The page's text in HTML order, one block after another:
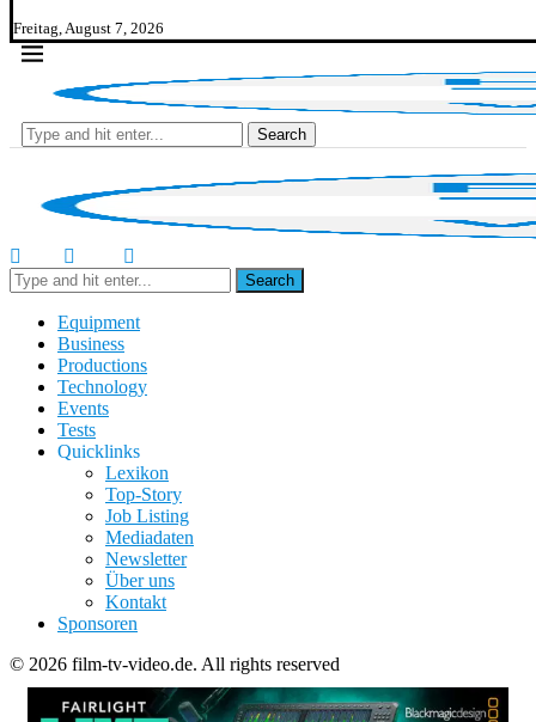
Freitag, August 7, 2026
Search
Search
Equipment
Business
Productions
Technology
Events
Tests
Quicklinks
Lexikon
Top-Story
Job Listing
Mediadaten
Newsletter
Über uns
Kontakt
Sponsoren
© 2026 film-tv-video.de. All rights reserved